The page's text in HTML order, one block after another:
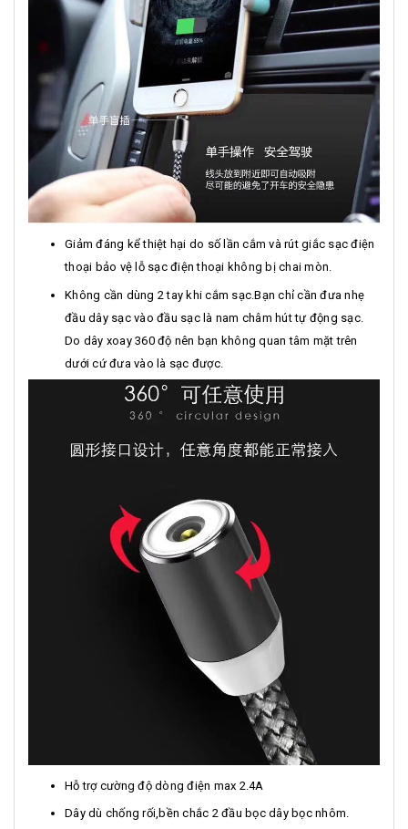
Giảm đáng kể thiệt hại do số lần cắm và rút giắc sạc điện
thoại bảo vệ lỗ sạc điện thoại không bị chai mòn.
Không cần dùng 2 tay khi cắm sạc.Bạn chỉ cần đưa nhẹ
đầu dây sạc vào đầu sạc là nam châm hút tự động sạc.
Do dây xoay 360 độ nên bạn không quan tâm mặt trên
dưới cứ đưa vào là sạc được.
Hỗ trợ cường độ dòng điện max 2.4A
Dây dù chống rối,bền chắc 2 đầu bọc dây bọc nhôm.